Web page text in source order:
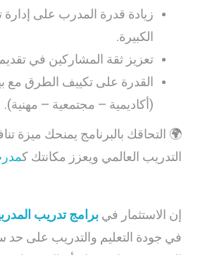
زيادة قدرة المدرب على
الكبيرة.
تعزيز ثقة المشاركين في تقديم
القدرة على تكييف الطرق مع
(أكاديمية – مجتمعية – مهنية).
🌍 التحاقك بالبرنامج يمنحك ميزة
التدريب العالمي ويعزز مكانتك ك
إن الاستثمار في برامج تدريب
في جودة التعليم والتدريب على حد